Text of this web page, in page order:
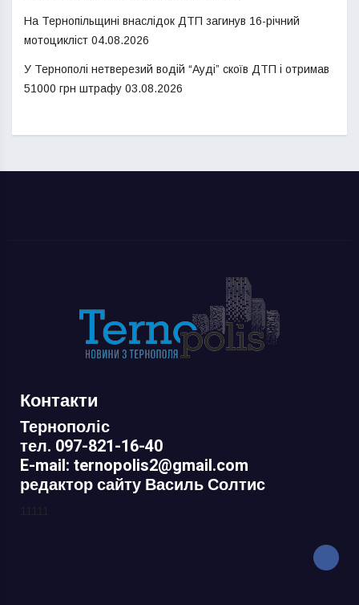
На Тернопільщині внаслідок ДТП загинув 16-річний
мотоцикліст 04.08.2026
У Тернополі нетверезий водій “Ауді” скоїв ДТП і отримав
51000 грн штрафу 03.08.2026
Контакти
Тернополіс
тел. 097-821-16-40
E-mail: ternopolis2@gmail.com
редактор сайту Василь Солтис